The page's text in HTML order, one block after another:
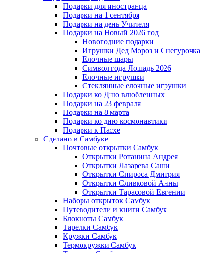
Подарки для иностранца
Подарки на 1 сентября
Подарки на день Учителя
Подарки на Новый 2026 год
Новогодние подарки
Игрушки Дед Мороз и Снегурочка
Елочные шары
Символ года Лошадь 2026
Елочные игрушки
Стеклянные елочные игрушки
Подарки ко Дню влюбленных
Подарки на 23 февраля
Подарки на 8 марта
Подарки ко дню космонавтики
Подарки к Пасхе
Сделано в Самбуке
Почтовые открытки Самбук
Открытки Ротанина Андрея
Открытки Лазарева Саши
Открытки Спироса Дмитрия
Открытки Сливковой Анны
Открытки Тарасовой Евгении
Наборы открыток Самбук
Путеводители и книги Самбук
Блокноты Самбук
Тарелки Самбук
Кружки Самбук
Термокружки Самбук